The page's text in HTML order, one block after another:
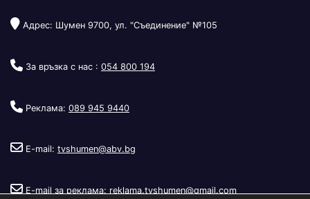
Адрес: Шумен 9700, ул. "Съединение" №105
За връзка с нас : 054 800 194
Реклама: 089 945 9440
E-mail: tvshumen@abv.bg
E-mail за реклама: reklama.tvshumen@gmail.com